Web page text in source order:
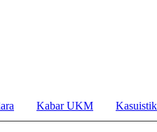
Kabar UKM